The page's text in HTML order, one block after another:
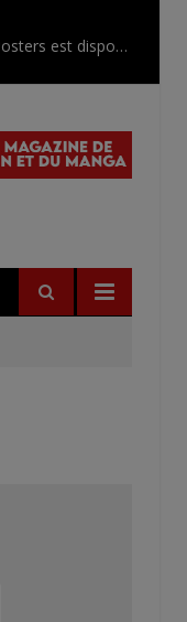
L’AnimeLand Hors-Série – Spécial Posters est disponible !